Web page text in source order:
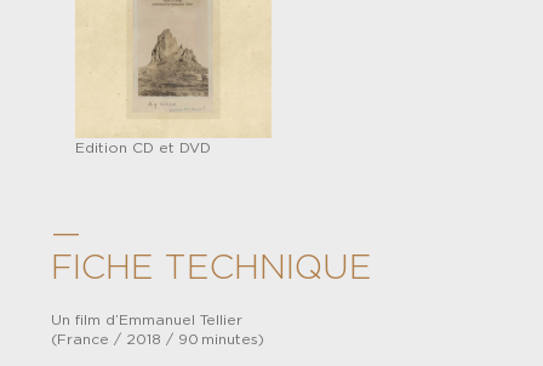
Edition CD et DVD
—
FICHE TECHNIQUE
Un film d’Emmanuel Tellier
(France / 2018 / 90 minutes)